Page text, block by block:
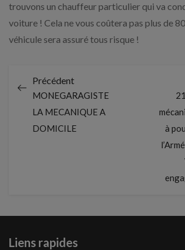
trouvons un chauffeur particulier qui va
voiture ! Cela ne vous coûtera pas plus de
véhicule sera assuré tous risque !
Précédent
MONEGARAGISTE.FR
LA MECANIQUE A
DOMICILE
à
Liens rapides